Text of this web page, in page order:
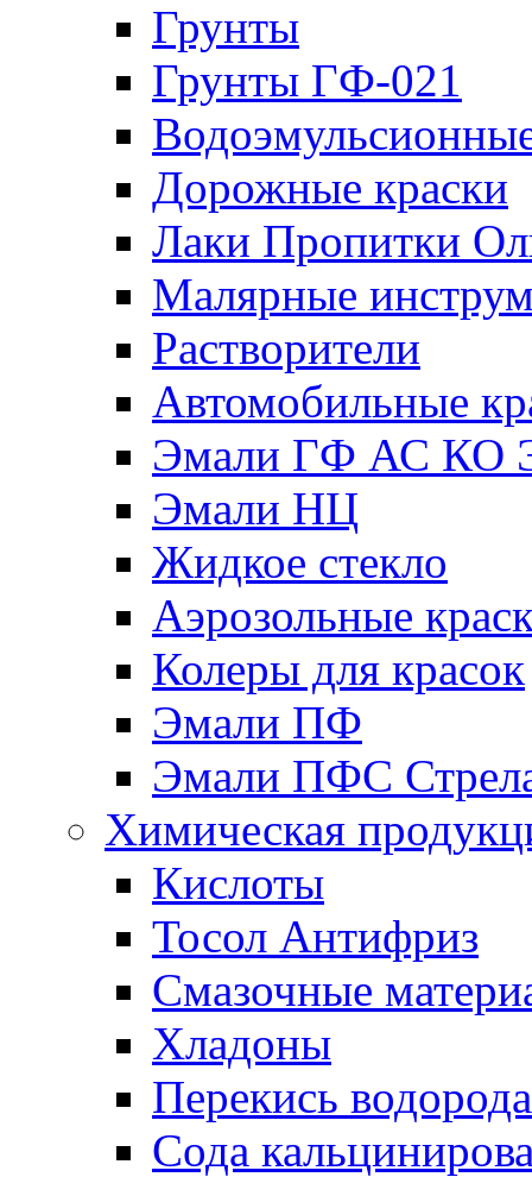
Грунты
Грунты ГФ-021
Дорожные краски
Лаки Пропитки
Малярные
Растворители
Автомобильные
Эмали ГФ АС КО
Эмали НЦ
Жидкое стекло
Аэрозольные
Колеры для красок
Эмали ПФ
Эмали ПФС
Химическая
Кислоты
Тосол Антифриз
Смазочные
Хладоны
Перекись водорода
Сода